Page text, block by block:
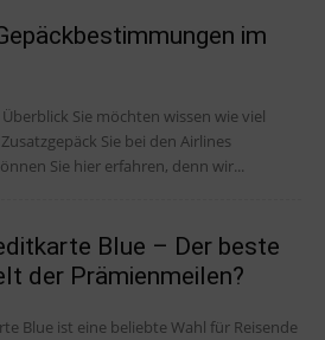
im
Sie möchten wissen wie viel
Sie bei den Airlines
Sie hier erfahren, denn wir...
Blue – Der beste
der Prämienmeilen?
Blue ist eine beliebte Wahl für Reisende